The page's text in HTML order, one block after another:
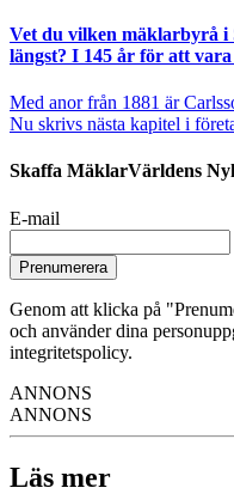
Vet du vilken mäklarbyrå i
längst? I 145 år för att
Med anor från 1881 är
Nu skrivs nästa kapitel i
Skaffa MäklarVärldens
E-mail
Prenumerera
Genom att klicka på
och använder dina
integritetspolicy.
ANNONS
ANNONS
Läs mer